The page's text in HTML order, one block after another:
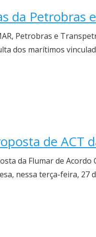
da Petrobras
Petrobras e
dos marítimos
de ACT
da Flumar de
nessa terça-feira, 27